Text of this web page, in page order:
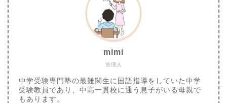
管理人
mimi
中学受験専門塾の最難関生に国語指導をしていた中学
受験教員であり、中高一貫校に通う息子がいる母親で
もあります。